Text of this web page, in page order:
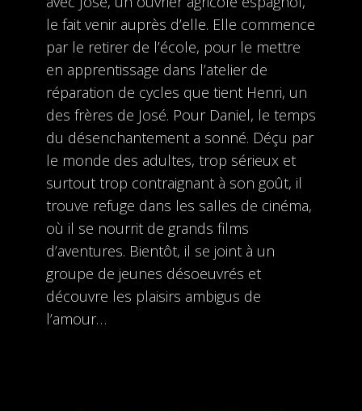
le fait venir auprès d’elle. Elle commence
par le retirer de l’école, pour le mettre
en apprentissage dans l’atelier de
réparation de cycles que tient Henri, un
des frères de José. Pour Daniel, le temps
du désenchantement a sonné. Déçu par
le monde des adultes, trop sérieux et
surtout trop contraignant à son goût, il
trouve refuge dans les salles de cinéma,
où il se nourrit de grands films
d’aventures. Bientôt, il se joint à un
groupe de jeunes désoeuvrés et
découvre les plaisirs ambigus de
l’amour…